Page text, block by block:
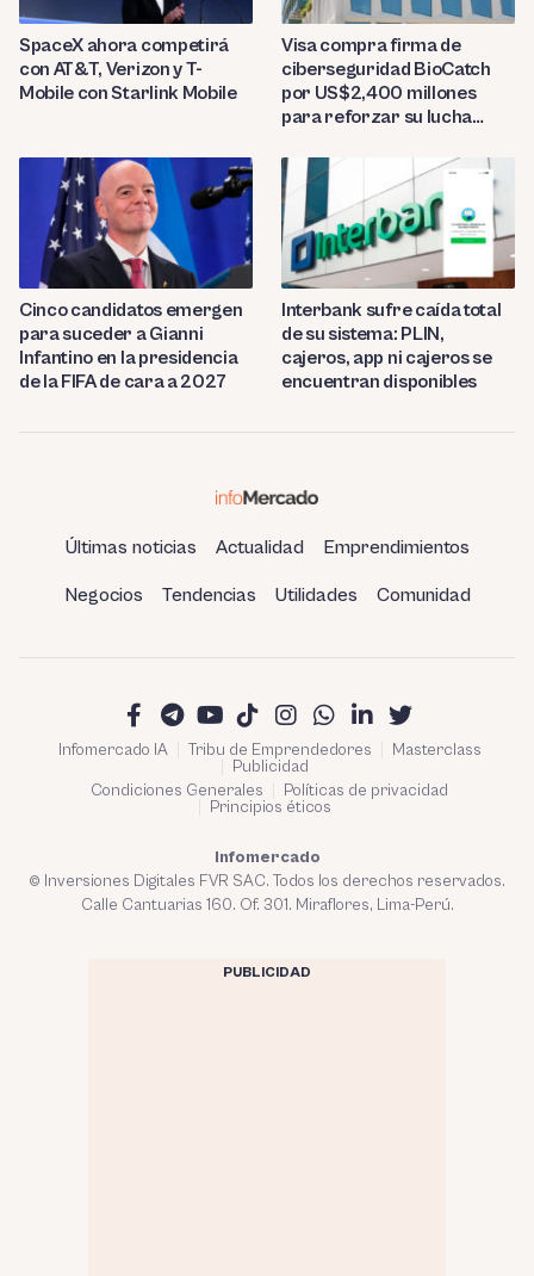
SpaceX ahora competirá
con AT&T, Verizon y T-
Mobile con Starlink Mobile
Visa compra firma de
ciberseguridad BioCatch
por US$2,400 millones
para reforzar su lucha
Cinco candidatos emergen
para suceder a Gianni
Infantino en la presidencia
de la FIFA de cara a 2027
Interbank sufre caída total
de su sistema: PLIN,
cajeros, app ni cajeros se
encuentran disponibles
Últimas noticias Actualidad Emprendimientos
Negocios Tendencias Utilidades Comunidad
Infomercado IA Tribu de Emprendedores
Masterclass
Publicidad
Condiciones Generales
Políticas de privacidad
Principios éticos
Infomercado
© Inversiones Digitales FVR SAC. Todos los derechos reservados.
Calle Cantuarias 160. Of. 301. Miraflores, Lima-Perú.
PUBLICIDAD